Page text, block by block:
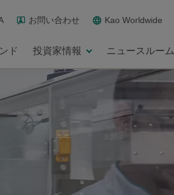
お問い合わせ Kao Worldwide
ド 投資家情報 ニュースルーム